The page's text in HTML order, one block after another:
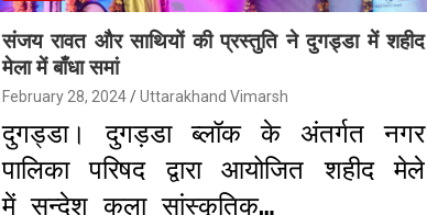
संजय रावत और साथियों की प्रस्तुति ने दुगड्डा में शहीद
मेला में बाँधा समां
February 28, 2024 Uttarakhand Vimarsh
दुगड्डा। दुगड़डा ब्लॉक के अंतर्गत नगर
पालिका परिषद द्वारा आयोजित शहीद मेले
में सन्देश कला सांस्कृतिक…